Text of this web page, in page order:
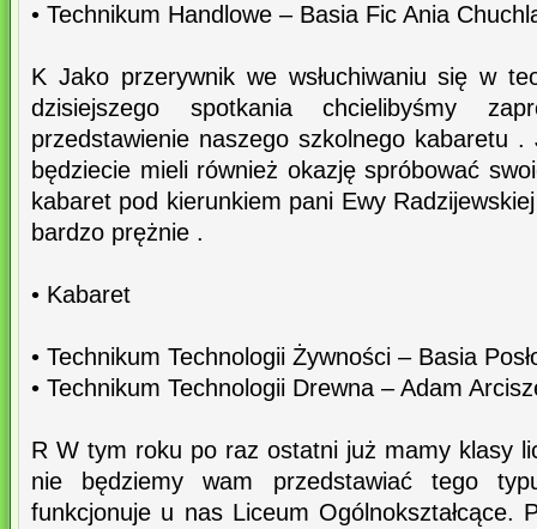
• Technikum Handlowe – Basia Fic Ania
K Jako przerywnik we wsłuchiwaniu się w
dzisiejszego spotkania chcielibyśmy
przedstawienie naszego szkolnego kabaretu .
będziecie mieli również okazję spróbować
kabaret pod kierunkiem pani Ewy
bardzo prężnie .
• Kabaret
• Technikum Technologii Żywności – Basia
• Technikum Technologii Drewna – Adam
R W tym roku po raz ostatni już mamy klasy
nie będziemy wam przedstawiać tego
funkcjonuje u nas Liceum Ogólnokształcące.